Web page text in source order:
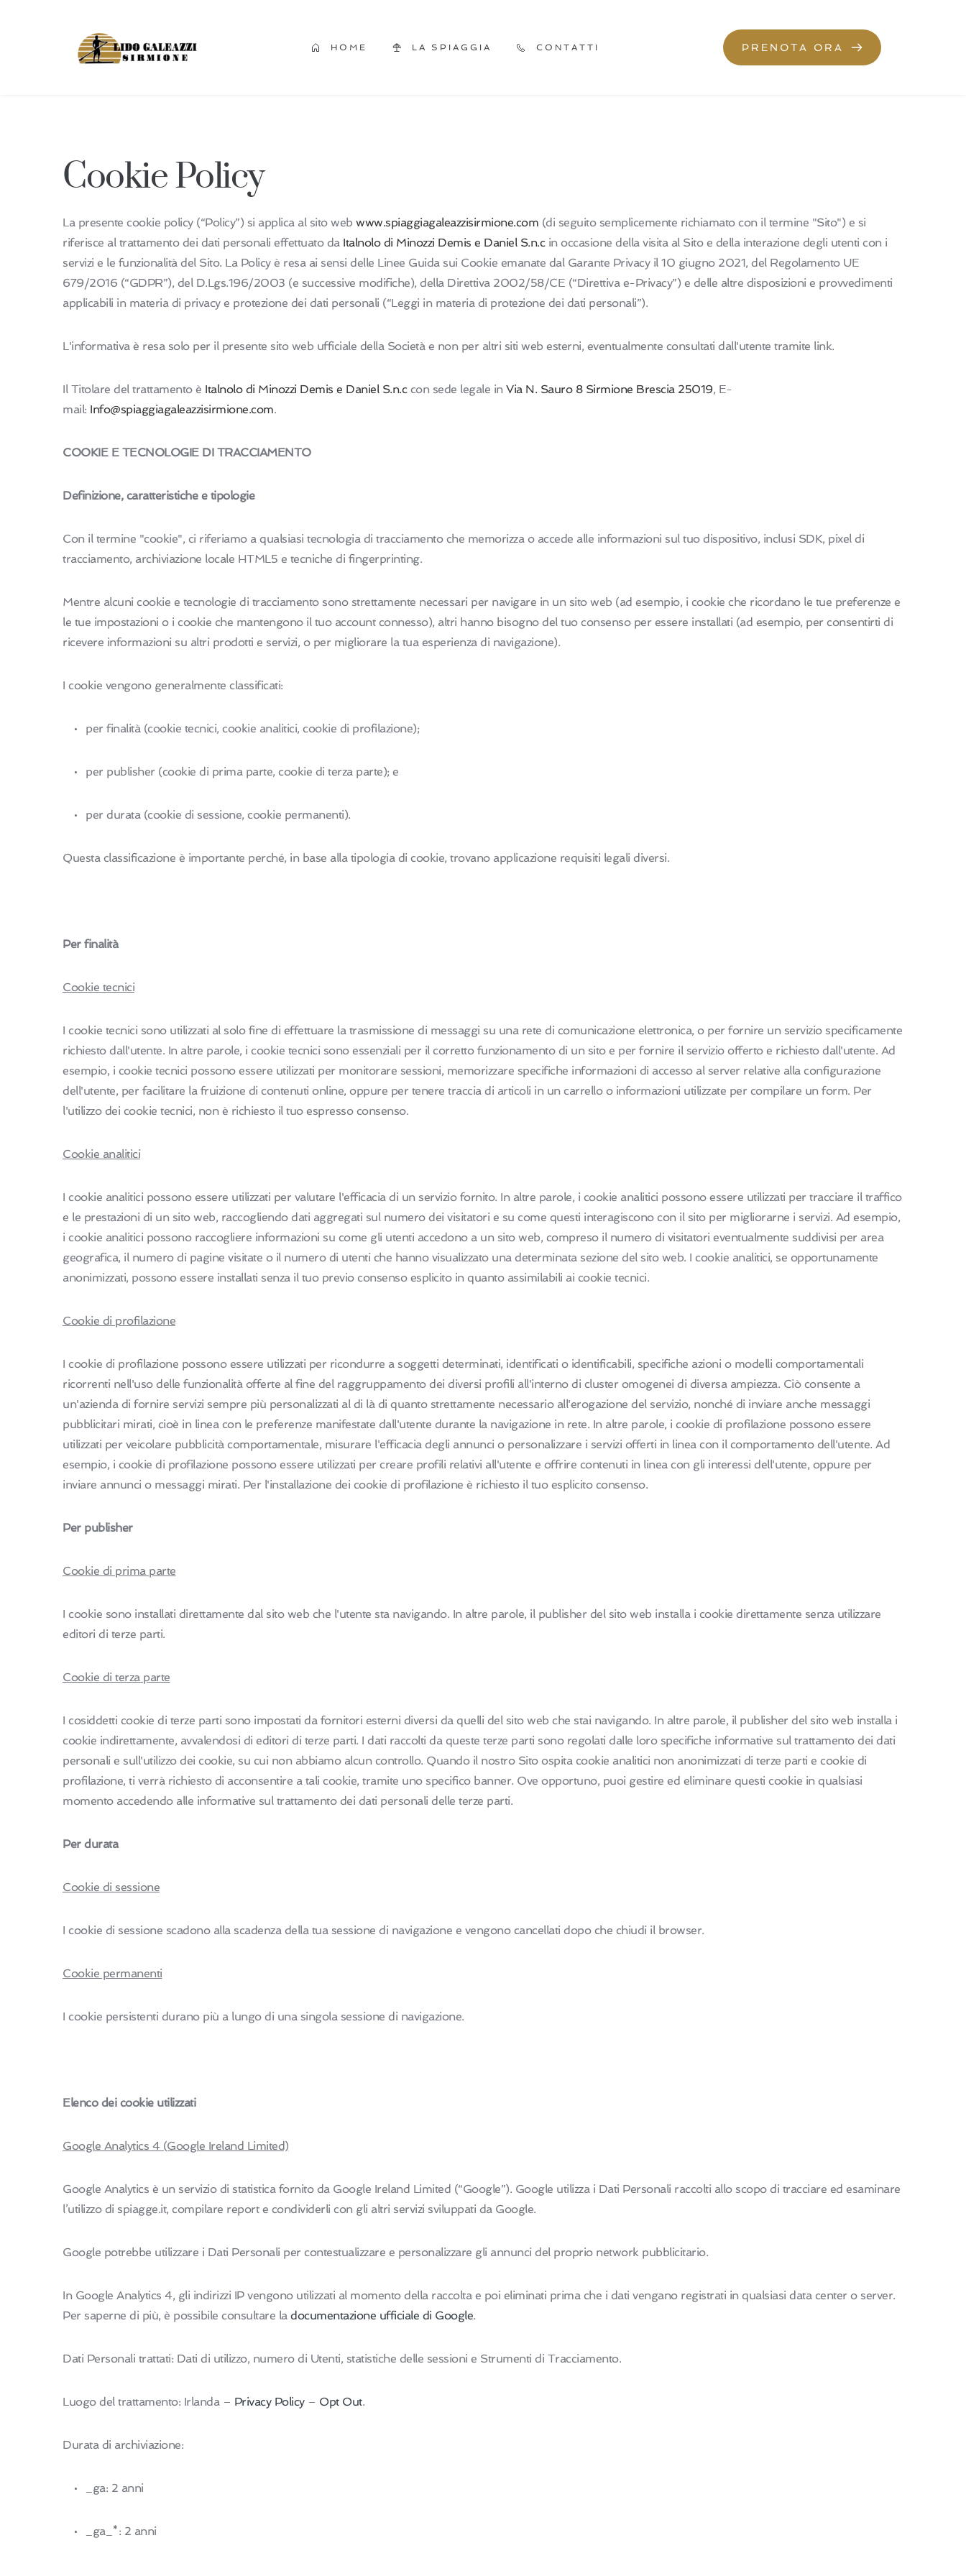
HOME LA SPIAGGIA CONTATTI PRENOTA ORA
Cookie Policy
La presente cookie policy (“Policy”) si applica al sito web www.spiaggiagaleazzisirmione.com (di seguito semplicemente richiamato con il termine "Sito") e si
riferisce al trattamento dei dati personali effettuato da Italnolo di Minozzi Demis e Daniel S.n.cin occasione della visita al Sito e della interazione degli utenti con i
servizi e le funzionalità del Sito. La Policy è resa ai sensi delle Linee Guida sui Cookie emanate dal Garante Privacy il 10 giugno 2021, del Regolamento UE
679/2016 (“GDPR”), del D.Lgs.196/2003 (e successive modifiche), della Direttiva 2002/58/CE (“Direttiva e-Privacy”) e delle altre disposizioni e provvedimenti
applicabili in materia di privacy e protezione dei dati personali (“Leggi in materia di protezione dei dati personali”).
L'informativa è resa solo per il presente sito web ufficiale della Società e non per altri siti web esterni, eventualmente consultati dall'utente tramite link.
Il Titolare del trattamento è Italnolo di Minozzi Demis e Daniel S.n.ccon sede legale in Via N. Sauro 8 Sirmione Brescia 25019, E-
mail: Info@spiaggiagaleazzisirmione.com.
COOKIE E TECNOLOGIE DI TRACCIAMENTO
Definizione, caratteristiche e tipologie
Con il termine "cookie", ci riferiamo a qualsiasi tecnologia di tracciamento che memorizza o accede alle informazioni sul tuo dispositivo, inclusi SDK, pixel di
tracciamento, archiviazione locale HTML5 e tecniche di fingerprinting.
Mentre alcuni cookie e tecnologie di tracciamento sono strettamente necessari per navigare in un sito web (ad esempio, i cookie che ricordano le tue preferenze e
le tue impostazioni o i cookie che mantengono il tuo account connesso), altri hanno bisogno del tuo consenso per essere installati (ad esempio, per consentirti di
ricevere informazioni su altri prodotti e servizi, o per migliorare la tua esperienza di navigazione).
I cookie vengono generalmente classificati:
per finalità (cookie tecnici, cookie analitici, cookie di profilazione);
per publisher (cookie di prima parte, cookie di terza parte); e
per durata (cookie di sessione, cookie permanenti).
Questa classificazione è importante perché, in base alla tipologia di cookie, trovano applicazione requisiti legali diversi.
Per finalità
Cookie tecnici
I cookie tecnici sono utilizzati al solo fine di effettuare la trasmissione di messaggi su una rete di comunicazione elettronica, o per fornire un servizio specificamente
richiesto dall'utente. In altre parole, i cookie tecnici sono essenziali per il corretto funzionamento di un sito e per fornire il servizio offerto e richiesto dall'utente. Ad
esempio, i cookie tecnici possono essere utilizzati per monitorare sessioni, memorizzare specifiche informazioni di accesso al server relative alla configurazione
dell'utente, per facilitare la fruizione di contenuti online, oppure per tenere traccia di articoli in un carrello o informazioni utilizzate per compilare un form. Per
l'utilizzo dei cookie tecnici, non è richiesto il tuo espresso consenso.
Cookie analitici
I cookie analitici possono essere utilizzati per valutare l'efficacia di un servizio fornito. In altre parole, i cookie analitici possono essere utilizzati per tracciare il traffico
e le prestazioni di un sito web, raccogliendo dati aggregati sul numero dei visitatori e su come questi interagiscono con il sito per migliorarne i servizi. Ad esempio,
i cookie analitici possono raccogliere informazioni su come gli utenti accedono a un sito web, compreso il numero di visitatori eventualmente suddivisi per area
geografica, il numero di pagine visitate o il numero di utenti che hanno visualizzato una determinata sezione del sito web. I cookie analitici, se opportunamente
anonimizzati, possono essere installati senza il tuo previo consenso esplicito in quanto assimilabili ai cookie tecnici.
Cookie di profilazione
I cookie di profilazione possono essere utilizzati per ricondurre a soggetti determinati, identificati o identificabili, specifiche azioni o modelli comportamentali
ricorrenti nell'uso delle funzionalità offerte al fine del raggruppamento dei diversi profili all'interno di cluster omogenei di diversa ampiezza. Ciò consente a
un'azienda di fornire servizi sempre più personalizzati al di là di quanto strettamente necessario all'erogazione del servizio, nonché di inviare anche messaggi
pubblicitari mirati, cioè in linea con le preferenze manifestate dall'utente durante la navigazione in rete. In altre parole, i cookie di profilazione possono essere
utilizzati per veicolare pubblicità comportamentale, misurare l'efficacia degli annunci o personalizzare i servizi offerti in linea con il comportamento dell'utente. Ad
esempio, i cookie di profilazione possono essere utilizzati per creare profili relativi all'utente e offrire contenuti in linea con gli interessi dell'utente, oppure per
inviare annunci o messaggi mirati. Per l'installazione dei cookie di profilazione è richiesto il tuo esplicito consenso.
Per publisher
Cookie di prima parte
I cookie sono installati direttamente dal sito web che l'utente sta navigando. In altre parole, il publisher del sito web installa i cookie direttamente senza utilizzare
editori di terze parti.
Cookie di terza parte
I cosiddetti cookie di terze parti sono impostati da fornitori esterni diversi da quelli del sito web che stai navigando. In altre parole, il publisher del sito web installa i
cookie indirettamente, avvalendosi di editori di terze parti. I dati raccolti da queste terze parti sono regolati dalle loro specifiche informative sul trattamento dei dati
personali e sull'utilizzo dei cookie, su cui non abbiamo alcun controllo. Quando il nostro Sito ospita cookie analitici non anonimizzati di terze parti e cookie di
profilazione, ti verrà richiesto di acconsentire a tali cookie, tramite uno specifico banner. Ove opportuno, puoi gestire ed eliminare questi cookie in qualsiasi
momento accedendo alle informative sul trattamento dei dati personali delle terze parti.
Per durata
Cookie di sessione
I cookie di sessione scadono alla scadenza della tua sessione di navigazione e vengono cancellati dopo che chiudi il browser.
Cookie permanenti
I cookie persistenti durano più a lungo di una singola sessione di navigazione.
Elenco dei cookie utilizzati
Google Analytics 4 (Google Ireland Limited)
Google Analytics è un servizio di statistica fornito da Google Ireland Limited (“Google”). Google utilizza i Dati Personali raccolti allo scopo di tracciare ed esaminare
l’utilizzo di spiagge.it, compilare report e condividerli con gli altri servizi sviluppati da Google.
Google potrebbe utilizzare i Dati Personali per contestualizzare e personalizzare gli annunci del proprio network pubblicitario.
In Google Analytics 4, gli indirizzi IP vengono utilizzati al momento della raccolta e poi eliminati prima che i dati vengano registrati in qualsiasi data center o server.
Per saperne di più, è possibile consultare la documentazione ufficiale di Google.
Dati Personali trattati: Dati di utilizzo, numero di Utenti, statistiche delle sessioni e Strumenti di Tracciamento.
Luogo del trattamento: Irlanda – Privacy Policy– Opt Out.
Durata di archiviazione:
_ga: 2 anni
_ga_*: 2 anni